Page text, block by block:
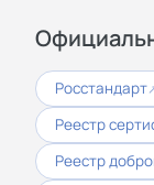
Росстандарт
Реестр
Реестр